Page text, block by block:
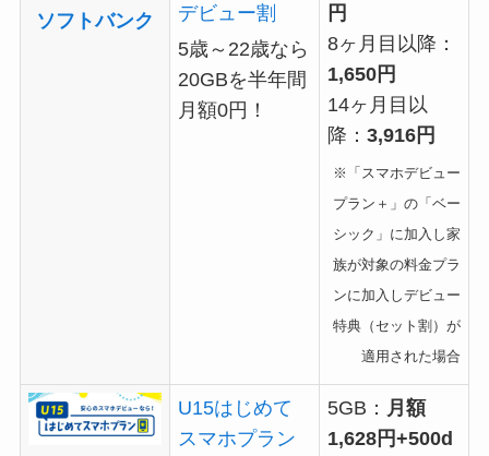
ソフトバンク
デビュー割
5歳～22歳なら
20GBを半年間
月額0円！
円
8ヶ月目以降：
1,650円
14ヶ月目以
降：3,916円
※「スマホデビュー
プラン＋」の「ベー
シック」に加入し家
族が対象の料金プラ
ンに加入しデビュー
特典（セット割）が
適用された場合
U15はじめて
スマホプラン
5GB： 月額
1,628円+500d